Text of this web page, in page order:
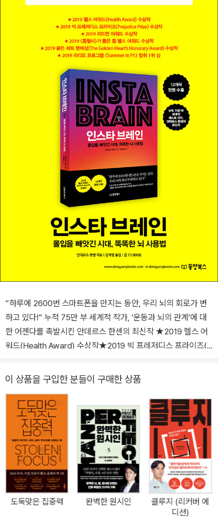
“하루에 2600번 스마트폰을 만지는 동안, 우리 뇌의 회로가 변
하고 있다!” 누적 75만 부 세계적 작가, ‘운동과 뇌의 관계’에 대
한 어젠다를 촉발시킨 안데르스 한센의 최신작 ★2019 헬스 어
워드(Health Award) 수상작★2019 빅 프레저디스 프라이즈(P
<톱핼사>가 뽑은 톱 헬스 어워드 수상작 ★2019 골든 하트 명
라디오 프로그램
명을 대상으로 기억력, 집중력, 언어 능력을 조사한 결과, 하루에
디지털 기기 사용 시간이 2시간 미만인 아동들이 가장 우수한 성
적을 거두었다. 또 휴대전화 외에도 영향을 미친 요인이 한 가지
더 있었는데, 밤에 9~11시간 잔 아이들의 성적이 더 좋았을 뿐만
아니라 신체적으로도 활발했다. _본문 207쪽 중에서 심리 실험
2 20대 약 4,000명을 대상으로 휴대전화 사용 습관을 조사한 이
후 1년 동안 이들을 추적 관찰했다. 이 실험 결과에 따르면 휴대전
화를 특히 더 빈번하게 사용할수록 스트레스가 높고 우울증 증상
이 상품을 구입한 분들이 구매한 상품
도둑맞은 집중력 완벽한 원시인
클루지 (리커버 에
디션)